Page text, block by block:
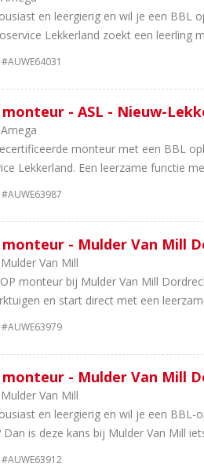
en leergierig en wil je een BBL
Lekkerland zoekt een leerling
#AUWE64031
- ASL - Nieuw-
Amega
monteur met een BBL
Lekkerland. Een leerzame functie
#AUWE63987
- Mulder Van Mill
Mulder Van Mill
monteur bij Mulder Van Mill
en start direct met een
#AUWE63979
- Mulder Van Mill
Mulder Van Mill
en leergierig en wil je een
Dan is deze kans bij Mulder Van Mill
#AUWE63912